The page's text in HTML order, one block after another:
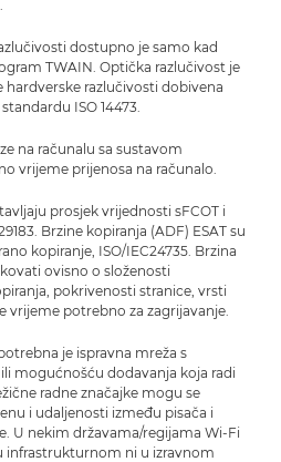
dostupno je samo kad
TWAIN. Optička razlučivost je
hardverske razlučivosti dobivena
ISO 14473.
na računalu sa sustavom
vrijeme prijenosa na računalo.
prosjek vrijednosti sFCOT i
Brzine kopiranja (ADF) ESAT su
kopiranje, ISO/IEC24735. Brzina
ovisno o složenosti
pokrivenosti stranice, vrsti
vrijeme potrebno za zagrijavanje.
je ispravna mreža s
ili mogućnošću dodavanja koja radi
radne značajke mogu se
i udaljenosti između pisača i
U nekim državama/regijama Wi-Fi
infrastrukturnom ni u izravnom